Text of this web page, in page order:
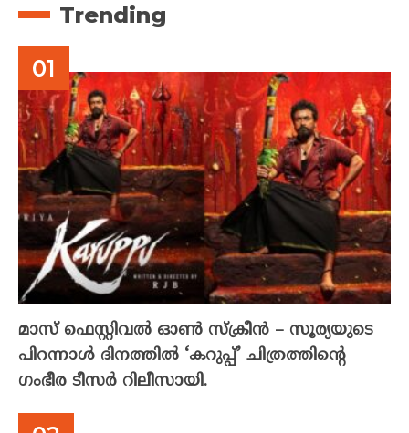
Trending
മാസ് ഫെസ്റ്റിവൽ ഓൺ സ്‌ക്രീൻ – സൂര്യയുടെ
പിറന്നാൾ ദിനത്തിൽ ‘കറുപ്പ്’ ചിത്രത്തിന്റെ
ഗംഭീര ടീസർ റിലീസായി.